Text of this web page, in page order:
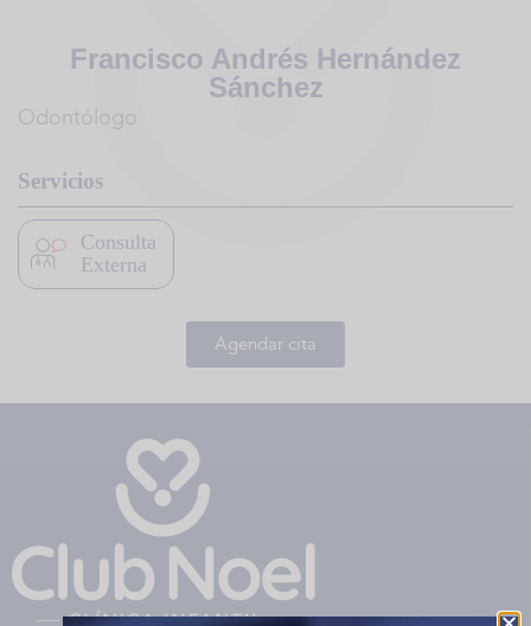
Francisco Andrés Hernández
Sánchez
Odontólogo
Servicios
Consulta
Externa
Agendar cita